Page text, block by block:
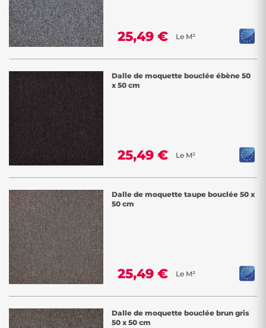
25,49 € Le M²
Dalle de moquette bouclée ébène 50
x 50 cm
25,49 € Le M²
Dalle de moquette taupe bouclée 50 x
50 cm
25,49 € Le M²
Dalle de moquette bouclée brun gris
50 x 50 cm